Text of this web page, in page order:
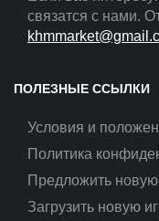
связатся с нами.
ПОЛЕЗНЫЕ ССЫЛКИ
Условия и
Политика
Предложить новую
Загрузить новую